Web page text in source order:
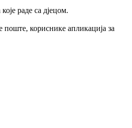
раде са дјецом.
кориснике апликација за